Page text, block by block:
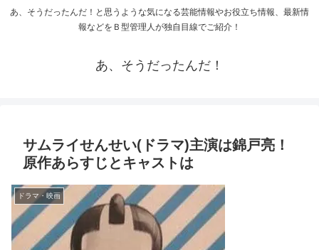
あ、そうだったんだ！と思うような気になる芸能情報やお役立ち情報、最新情
報などをＢ型管理人が独自目線でご紹介！
あ、そうだったんだ！
サムライせんせい(ドラマ)主演は錦戸亮！
原作あらすじとキャストは
ドラマ・映画